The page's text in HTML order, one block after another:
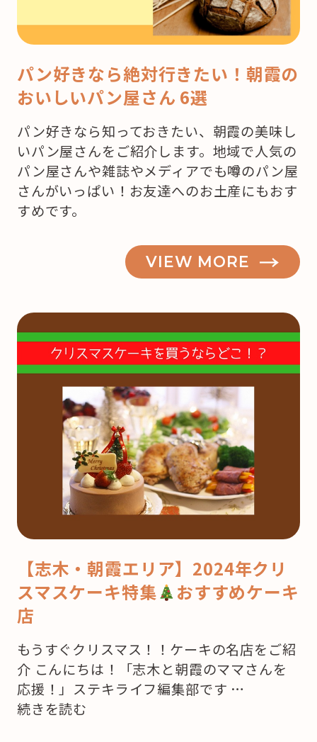
パン好きなら絶対行きたい！朝霞の
おいしいパン屋さん 6選
パン好きなら知っておきたい、朝霞の美味し
いパン屋さんをご紹介します。地域で人気の
パン屋さんや雑誌やメディアでも噂のパン屋
さんがいっぱい！お友達へのお土産にもおす
すめです。
VIEW MORE
【志木・朝霞エリア】2024年クリ
スマスケーキ特集
おすすめケーキ
店
もうすぐクリスマス！！ケーキの名店をご紹
介 こんにちは！「志木と朝霞のママさんを
応援！」ステキライフ編集部です …
“【志
続きを読む